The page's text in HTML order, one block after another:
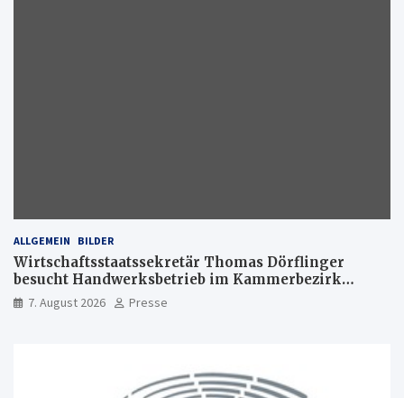
ALLGEMEIN BILDER
Wirtschaftsstaatssekretär Thomas Dörflinger
besucht Handwerksbetrieb im Kammerbezirk
Freiburg
7. August 2026 Presse